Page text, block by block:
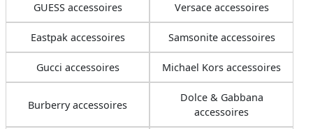
GUESS accessoires Versace accessoires
Eastpak accessoires Samsonite accessoires
Gucci accessoires Michael Kors accessoires
Burberry accessoires
Dolce & Gabbana
accessoires